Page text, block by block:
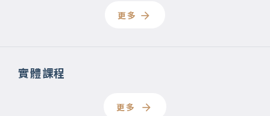
更多
實體課程
更多